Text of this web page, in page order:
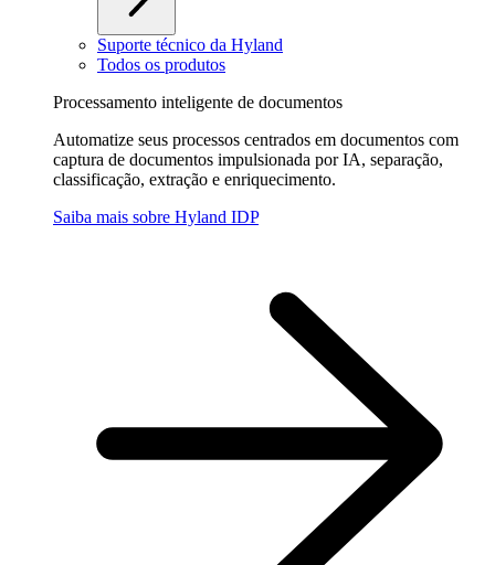
Suporte técnico da Hyland
Todos os produtos
Processamento inteligente de documentos
Automatize seus processos centrados em documentos com
captura de documentos impulsionada por IA, separação,
classificação, extração e enriquecimento.
Saiba mais sobre Hyland IDP